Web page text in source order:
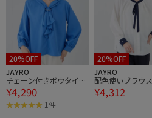
20%OFF
JAYRO
チェーン付きボウタイブ
ラウス
¥4,290
1件
20%OFF
JAYRO
配色使いブラウス
¥4,312